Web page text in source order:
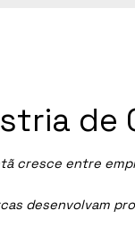
cresce entre
desenvolvam
de